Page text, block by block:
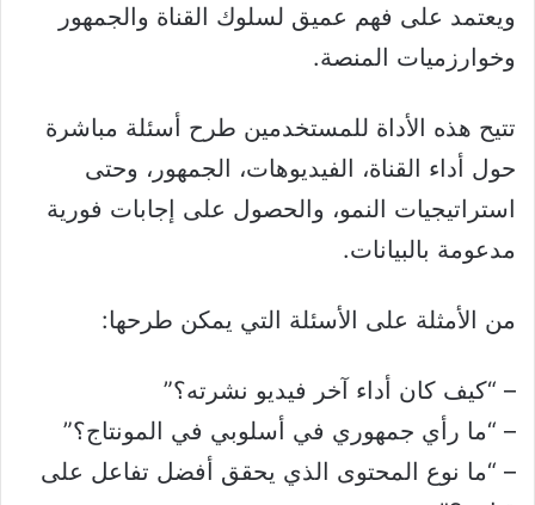
ويعتمد على فهم عميق لسلوك القناة والجمهور
وخوارزميات المنصة.
تتيح هذه الأداة للمستخدمين طرح أسئلة مباشرة
حول أداء القناة، الفيديوهات، الجمهور، وحتى
استراتيجيات النمو، والحصول على إجابات فورية
مدعومة بالبيانات.
من الأمثلة على الأسئلة التي يمكن طرحها:
– “كيف كان أداء آخر فيديو نشرته؟”
– “ما رأي جمهوري في أسلوبي في المونتاج؟”
– “ما نوع المحتوى الذي يحقق أفضل تفاعل على